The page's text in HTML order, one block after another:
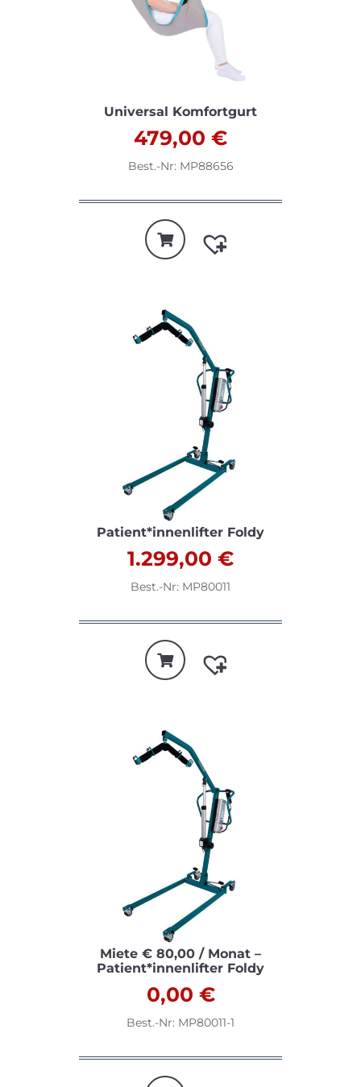
Universal Komfortgurt
479,00 €
Best.-Nr: MP88656
Patient*innenlifter Foldy
1.299,00 €
Best.-Nr: MP80011
Miete € 80,00 / Monat –
Patient*innenlifter Foldy
0,00 €
Best.-Nr: MP80011-1